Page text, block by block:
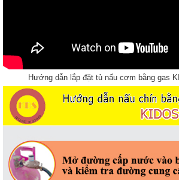
Hướng dẫn lắp đặt tủ nấu cơm bằng gas